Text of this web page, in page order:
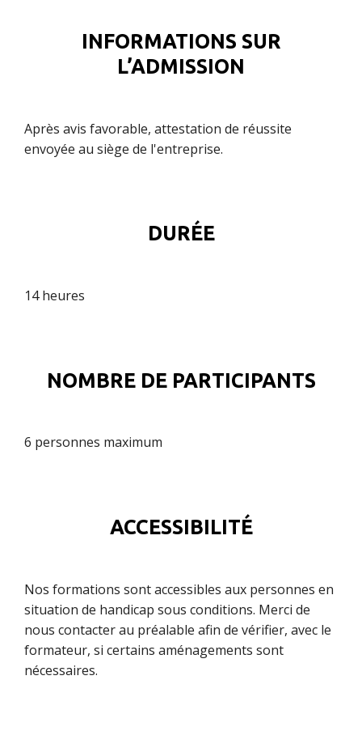
INFORMATIONS SUR
L’ADMISSION
Après avis favorable, attestation de réussite
envoyée au siège de l'entreprise.
DURÉE
14 heures
NOMBRE DE PARTICIPANTS
6 personnes maximum
ACCESSIBILITÉ
Nos formations sont accessibles aux personnes en
situation de handicap sous conditions. Merci de
nous contacter au préalable afin de vérifier, avec le
formateur, si certains aménagements sont
nécessaires.